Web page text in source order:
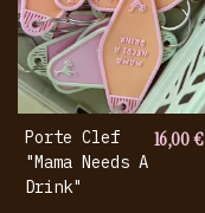
Porte Clef
"mama Needs A
Drink"
16,00 €